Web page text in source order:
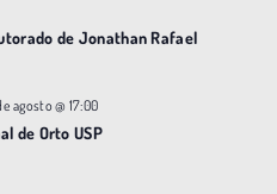
de Jonathan Rafael
agosto @ 17:00
de Orto USP